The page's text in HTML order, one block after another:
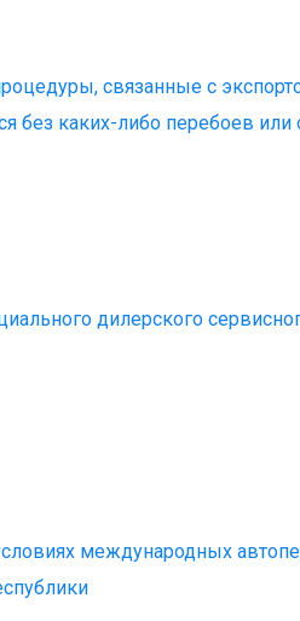
связанные с
без каких-либо перебоев или
дилерского
международных